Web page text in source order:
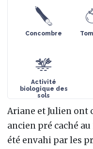
Concombre
Activité
biologique des
sols
Ariane et Julien ont
ancien pré caché
été envahi par les